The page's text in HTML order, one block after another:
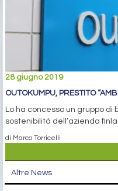
28 giugno 2019
OUTOKUMPU, PRESTITO
Lo ha concesso un gruppo
sostenibilità dell’azienda
di Marco Torricelli
Altre News